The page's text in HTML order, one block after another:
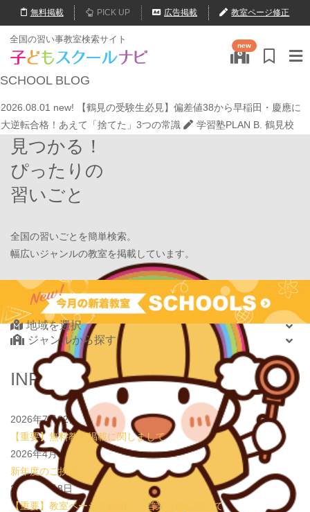
無料掲載 PICK UP 広告掲載 教室ページ修正
全国の習い事教室検索サイト
new
SCHOOL BLOG
2026.07.20 【オンライン開催】夏休みの作文・日記お助け講座
現教室そうぞう
2026.08.01 new!
【鶴見の受験生必見】偏差値38から早稲田・慶應に
大逆転合格！あえて「捨てた」3つの常識
学習塾PLAN B. 鶴見校
2026.08.01 new! 心を育てる時間は今！1歳2歳
2026.07.29
new! 【第24回ファミリードーム杯小学生軟式野球大会】
JPCスポーツ教室 山形店
2026.07.22 情操教育ってつまり何？
現教室そうぞう
2026.08.01 new! 8月末開催【東京三鷹】光る衣装づくり＆ゾンビダン
スでハロウィンを楽しもう👻
表現教室そうぞう
2026.08.01
new!
【鶴見の受験生必見】偏差値38から早稲田・慶應に
大逆転合格！あえて「捨てた」3つの常識
学習塾PLAN B. 鶴見校
2026.08.01 new! 心を育てる時間は今！1歳2歳
いのまた音楽教室
2026.07.29 new! 【第24回ファミリードーム杯小学生軟式野球大会】
JPCスポーツ教室 山形店
2026.07.22
情操教育ってつまり何？
いのまた音楽教室
2026.07.20 【オンライン開催】夏休みの作文・日記お助け講座
表
現教室そうぞう
見つかる！
ぴったりの
習いごと
全国の習いごとを簡単検索。
幅広いジャンルの教室を掲載しています。
Find Your School
地域を選択
北海道・東北
北海道
岩手県
宮城県
秋田県
山形県
福島県
関東
ジャンルから探す
INFORMATION
2026年7月22日
【重要】無料教室掲載に関しまして
2026年4月3日
新年度のご挨拶
2026年1月8日
【重要】教室ページを利用した営業行為に関して